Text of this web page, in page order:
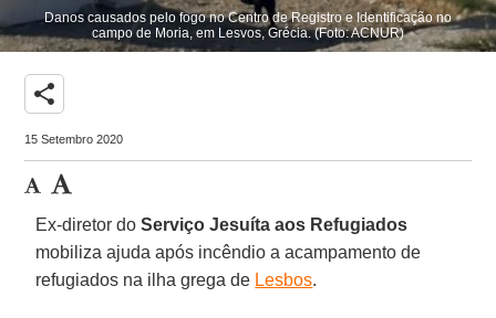
Danos causados pelo fogo no Centro de Registro e Identificação no
campo de Moria, em Lesvos, Grécia. (Foto: ACNUR)
share
15 Setembro 2020
Ex-diretor doServiço Jesuíta aos Refugiados
mobiliza ajuda após incêndio a acampamento de
refugiados na ilha grega de Lesbos.